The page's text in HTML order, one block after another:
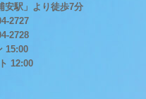
安駅」より徒歩7分
2727
2728
15:00
12:00